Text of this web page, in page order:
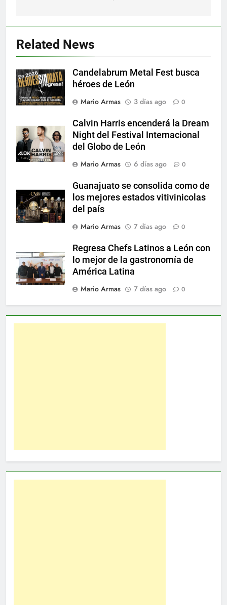
Related News
Candelabrum Metal Fest busca
héroes de León
Mario Armas
3 días ago 0
Calvin Harris encenderá la Dream
Night del Festival Internacional
del Globo de León
Mario Armas
6 días ago 0
Guanajuato se consolida como de
los mejores estados vitivinicolas
del país
Mario Armas
7 días ago 0
Regresa Chefs Latinos a León con
lo mejor de la gastronomía de
América Latina
Mario Armas
7 días ago 0